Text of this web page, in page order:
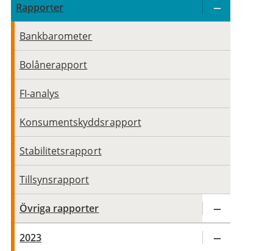
Rapporter
Bankbarometer
Bolånerapport
FI-analys
Konsumentskyddsrapport
Stabilitetsrapport
Tillsynsrapport
Övriga rapporter
2023